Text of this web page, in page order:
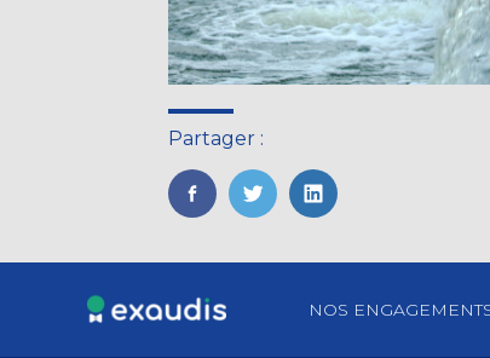
Partager :
FaceBook
TwitterLinkedIn
Footer
NOS